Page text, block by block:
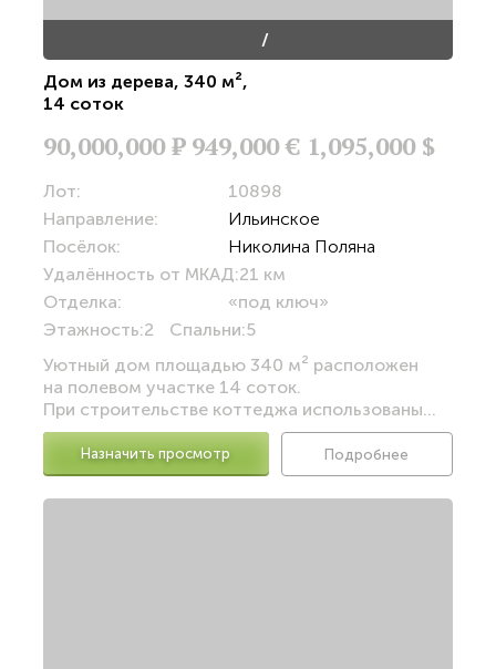
/
Дом из дерева, 340 м²,
14 соток
90,000,000Р 949,000 € 1,095,000 $
Лот:
10898
Направление:
Ильинское
Посёлок:
Николина Поляна
Удалённость от МКАД:21 км
Отделка:
«под ключ»
Этажность:2 Спальни:5
Уютный дом площадью 340 м² расположен
на полевом участке 14 соток.
При строительстве коттеджа использованы...
Назначить просмотр Подробнее